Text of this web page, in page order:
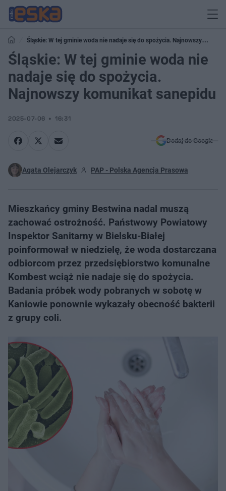
Śląskie: W tej gminie woda nie nadaje się do spożycia. Najnowszy
komunikat sanepidu
Śląskie: W tej gminie woda nie
nadaje się do spożycia.
Najnowszy komunikat sanepidu
2025-07-06 16:31
Dodaj do Google
Agata Olejarczyk PAP - Polska Agencja Prasowa
Mieszkańcy gminy Bestwina nadal muszą
zachować ostrożność. Państwowy Powiatowy
Inspektor Sanitarny w Bielsku-Białej
poinformował w niedzielę, że woda dostarczana
odbiorcom przez przedsiębiorstwo komunalne
Kombest wciąż nie nadaje się do spożycia.
Badania próbek wody pobranych w sobotę w
Kaniowie ponownie wykazały obecność bakterii
z grupy coli.